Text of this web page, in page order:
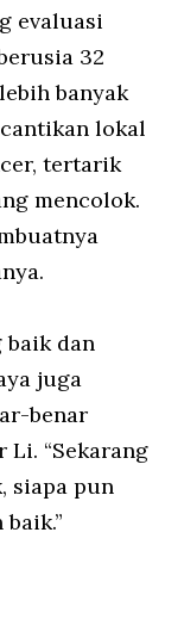
evaluasi
32
banyak
lokal
tertarik
mencolok.
baik dan
juga
benar
Li. “Sekarang
siapa pun